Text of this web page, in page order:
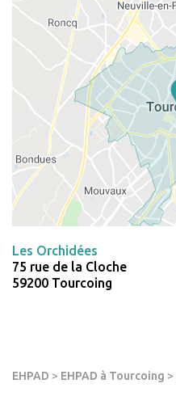
EHPAD > EHPAD à Tourcoing >
Les Orchidées
75 rue de la Cloche
59200 Tourcoing